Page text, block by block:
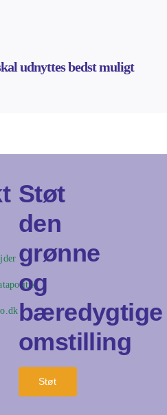
udnyttes bedst muligt
Støt
den
grønne
og
bæredygtige
omstilling
Støt